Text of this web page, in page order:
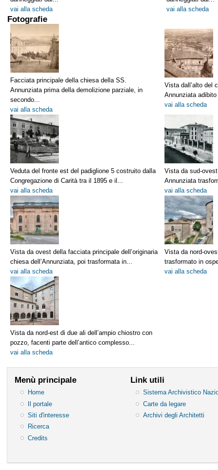
vai alla scheda
vai alla scheda
Fotografie
Facciata principale della chiesa della SS.
Annunziata prima della demolizione parziale, in
secondo...
vai alla scheda
Vista dall’alto del
Annunziata
vai alla scheda
Veduta del fronte est del padiglione 5 costruito dalla
Congregazione di Carità tra il 1895 e il...
vai alla scheda
Vista da sud-
Annunziata
vai alla scheda
Vista da ovest della facciata principale dell’originaria
chiesa dell’Annunziata, poi trasformata in...
vai alla scheda
Vista da nord-
trasformato in
vai alla scheda
Vista da nord-est di due ali dell’ampio chiostro con
pozzo, facenti parte dell’antico complesso...
vai alla scheda
Menù principale
Home
Il portale
Siti d'interesse
Ricerca
Credits
Link utili
Sistema Archivistico
Carte da legare
Archivi degli Architetti